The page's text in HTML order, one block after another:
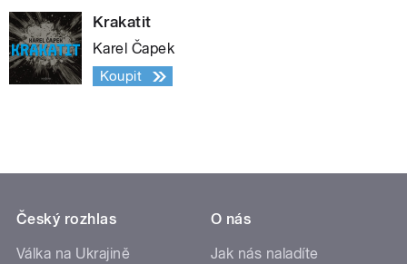
Krakatit
Karel Čapek
Koupit
Český rozhlas
Válka na Ukrajině
O nás
Jak nás naladíte